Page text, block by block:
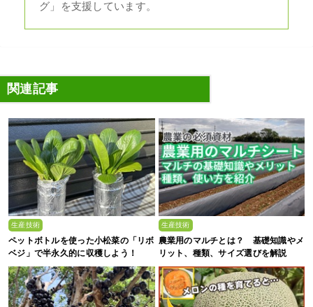
グ」を支援しています。
関連記事
生産技術
ペットボトルを使った小松菜の「リボ
ベジ」で半永久的に収穫しよう！
生産技術
農業用のマルチとは？ 基礎知識やメ
リット、種類、サイズ選びを解説